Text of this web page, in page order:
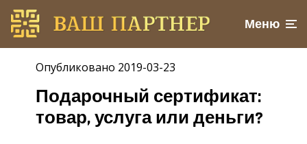
Меню
Опубликовано 2019-03-23
Подарочный сертификат:
товар, услуга или деньги?